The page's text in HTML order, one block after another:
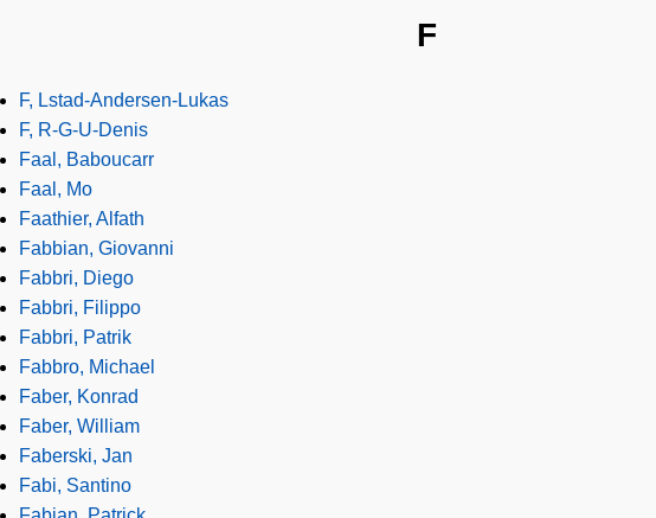
F
F, Lstad-Andersen-Lukas
F, R-G-U-Denis
Faal, Baboucarr
Faal, Mo
Faathier, Alfath
Fabbian, Giovanni
Fabbri, Diego
Fabbri, Filippo
Fabbri, Patrik
Fabbro, Michael
Faber, Konrad
Faber, William
Faberski, Jan
Fabi, Santino